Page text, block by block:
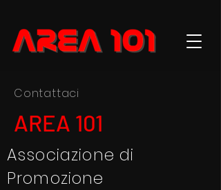
Contattaci
AREA 101
Associazione di
Promozione